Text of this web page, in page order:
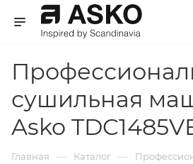
сушильная
Asko
Главная — Каталог —